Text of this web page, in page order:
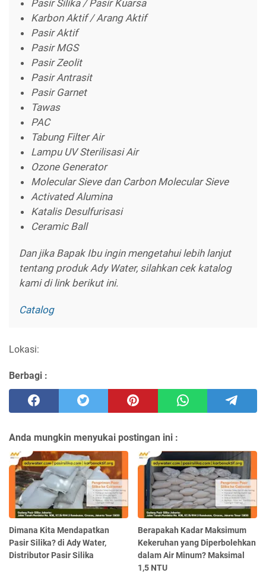
Pasir Silika / Pasir Kuarsa
Karbon Aktif / Arang Aktif
Pasir Aktif
Pasir MGS
Pasir Zeolit
Pasir Antrasit
Pasir Garnet
Tawas
PAC
Tabung Filter Air
Lampu UV Sterilisasi Air
Ozone Generator
Molecular Sieve dan Carbon Molecular Sieve
Activated Alumina
Katalis Desulfurisasi
Ceramic Ball
Dan jika Bapak Ibu ingin mengetahui lebih lanjut
tentang produk Ady Water, silahkan cek katalog
kami di link berikut ini.
Catalog
Lokasi:
Berbagi :
Anda mungkin menyukai postingan ini :
Dimana Kita Mendapatkan
Pasir Silika? di Ady Water,
Distributor Pasir Silika
Berapakah Kadar Maksimum
Kekeruhan yang Diperbolehkan
dalam Air Minum? Maksimal
1,5 NTU